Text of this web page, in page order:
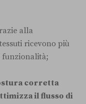
alla
ricevono più
funzionalità;
corretta
il flusso di